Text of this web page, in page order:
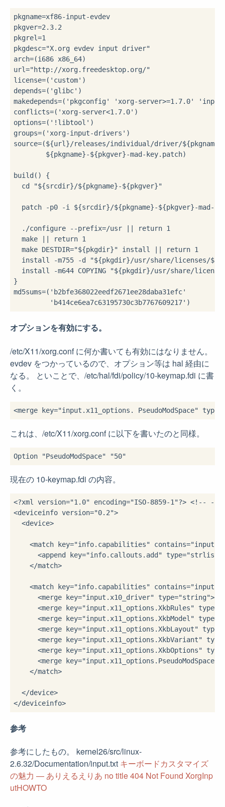
pkgname=xf86-input-evdev
pkgver=2.3.2
pkgrel=1
pkgdesc="X.org evdev input driver"
arch=(i686 x86_64)
url="http://xorg.freedesktop.org/"
license=('custom')
depends=('glibc')
makedepends=('pkgconfig' 'xorg-server>=1.7.0'
conflicts=('xorg-server<1.7.0')
options=('!libtool')
groups=('xorg-input-drivers')
source=(${url}/releases/individual/driver/
build() {
  cd "${srcdir}/${pkgname}-${pkgver}"
patch -p0 -i ${srcdir}/${pkgname}-${pkgver}-mad-
  ./configure --prefix=/usr || return 1
  make || return 1
  make DESTDIR="${pkgdir}" install || return 1
install -m755 -d "${pkgdir}/usr/share/licenses/
install -m644 COPYING "${pkgdir}/usr/share/
}
md5sums=('b2bfe368022eedf2671ee28daba31efc'
オプションを有効にする。
/etc/X11/xorg.conf に何か書いても有効にはなりません。
evdev をつかっているので、オプション等は hal 経由に
なる。 といことで、/etc/hal/fdi/policy/10-keymap.fdi に書
く。
これは、/etc/X11/xorg.conf に以下を書いたのと同様。
現在の 10-keymap.fdi の内容。
<?xml version="1.0" encoding="ISO-8859-1"?> <!-- -
<deviceinfo version="0.2">
  <device>
<match key="info.capabilities"
<append key="info.callouts.add"
    </match>
<match key="info.capabilities"
<merge key="input.x10_driver"
<merge key="input.x11_options.XkbRules"
<merge key="input.x11_options.XkbModel"
<merge key="input.x11_options.XkbLayout"
<merge key="input.x11_options.XkbVariant"
<merge key="input.x11_options.XkbOptions"
<merge key="input.x11_options.PseudoModSpace"
    </match>
  </device>
参考
参考にしたもの。 kernel26/src/linux-
2.6.32/Documentation/input.txt キーボードカスタマイズ
の魅力 — ありえるえりあ no title404 Not Found XorgInp
utHOWTO